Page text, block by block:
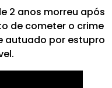
2 anos morreu após
de cometer o crime
autuado por estupro